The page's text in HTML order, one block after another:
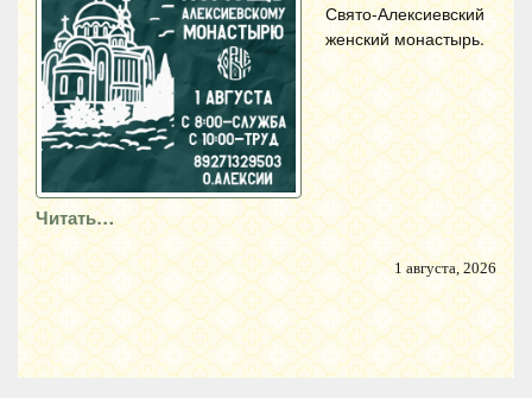
Свято-Алексиевский
женский монастырь.
Читать…
1 августа, 2026